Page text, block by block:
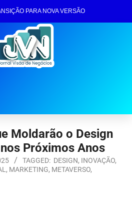
PARA NOVA VERSÃO
Moldarão o Design
Próximos Anos
TAGGED: DESIGN, INOVAÇÃO,
, MARKETING, METAVERSO,